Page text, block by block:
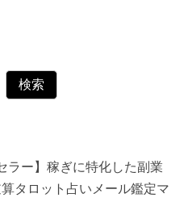
検索
ラー】稼ぎに特化した副業
タロット占いメール鑑定マ